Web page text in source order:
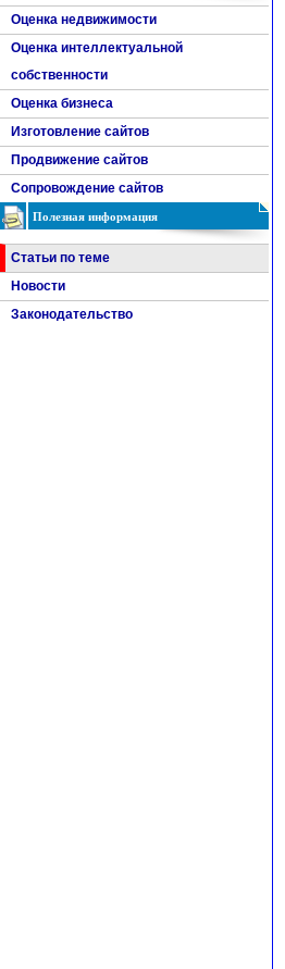
Оценка недвижимости
Оценка интеллектуальной
собственности
Оценка бизнеса
Изготовление сайтов
Продвижение сайтов
Сопровождение сайтов
Полезная информация
Статьи по теме
Новости
Законодательство